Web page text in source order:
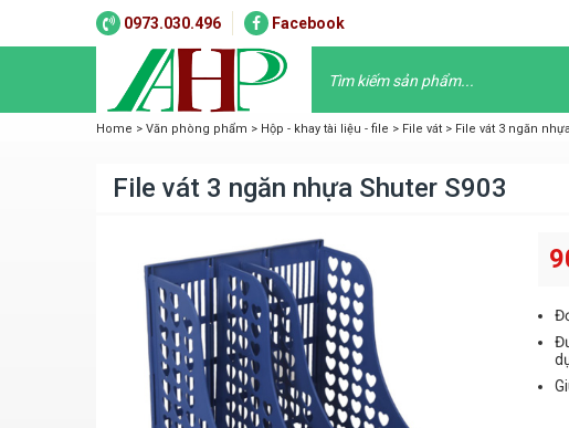
0973.030.496 Facebook
Home > Văn phòng phẩm > Hộp - khay tài liệu - file > File vát > File vát 3 ngăn
File vát 3 ngăn nhựa Shuter S903